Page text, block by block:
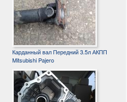
Карданный вал Передний 3.5л АКПП
Mitsubishi Pajero